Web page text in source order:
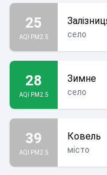
25
AQI PM2.5 село
28
AQI PM2.5
Зимне
село
39
AQI PM2.5
Ковель
місто